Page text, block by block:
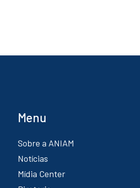
Menu
Sobre a ANIAM
Notícias
Mídia Center